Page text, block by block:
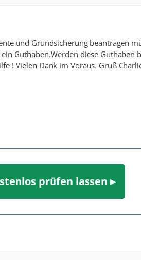
und Grundsicherung beantragen
Guthaben.Werden diese
! Vielen Dank im Voraus. Gruß
prüfen lassen ▸